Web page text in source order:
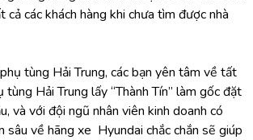
cả các khách hàng khi chưa tìm được nhà
tùng Hải Trung, các bạn yên tâm về tất
tùng Hải Trung lấy “Thành Tín” làm gốc đặt
và với đội ngũ nhân viên kinh doanh có
sâu về hãng xe  Hyundai chắc chắn sẽ giúp